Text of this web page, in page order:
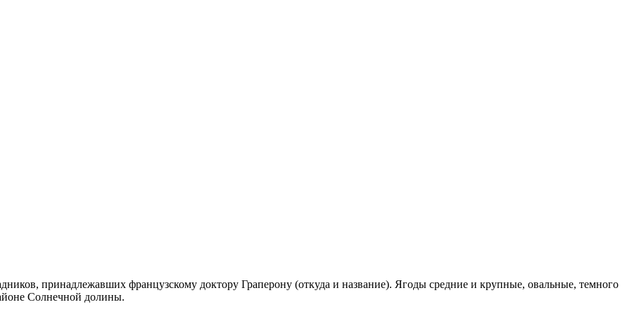
принадлежавших французскому доктору Граперону (откуда и название). Ягоды средние и крупные, овальные, темного
Солнечной долины.